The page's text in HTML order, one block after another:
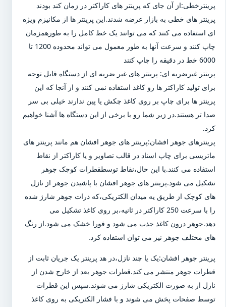
پرینترخطی:از آن جای که پرینتر های کاراکتر در زمان کند بودند
پرینتر های خطی به بازار عرضه شدند.این پرینتر ها از مکانیزم ویژه
ای استفاده می کنند که می توانند یک خط کامل را به طورهمزمان
چاپ کنند و سرعت آنها به طور معمول می تواند محدوده 1200 تا
6000 خط در دقیقه را چاپ کنند
پرینتر غیرضربه ای: پرینتر های غیر ضربه ای از دستگاه قابل توجه
برای تولید کاراکتر ها رو کاغذ استفاده نمی کنند و از آنجا که این
پرینتر ها برای چاپ بر روی کاغذ چکش یا پین ندارند خیلی بی سر
صدا تر هستند.در زیر شما رو با برخی از این دستگاه ها آشنا خواهیم
کرد.
پرینترهای جوهر افشان:پرینتر های جوهر افشان هم مانند پرینتر های
ماتریسی برای چاپ اسناد در قالب تصاویر و یا کاراکتر از نقاط
استفاده می کنند.با این حال،نقاط توسطقطرات کوچک جوهر
تشکیل می شود.پرینتر های جوهر افشان با پاشیدن جوهر از نازل
های کوچک از طریق یه میدان الکتریکی،که ذرات جوهر شارژ شده
را با سرعت 250 کاراکتر در ثانیه،بر روی کاغذ تشکیل می
دهد.جوهر درون کاغذ جذب می شود و فورا خشک می شود.از رنگ
های مختلف جوهر نیز می توان استفاده کرد.
پرینتر جوهر افشان:یک یا چند نازل،در هد پرینتر یک جریان ثابت از
قطرات جوهر منتشر می کند.قطرات جوهر بعد از خارج شدن از
نازل از به صورت الکتریکی شارژ می شوند.سپس این قطرات
توسط صفحات پخش می شوند و با فشار الکتریکی به روی کاغذ